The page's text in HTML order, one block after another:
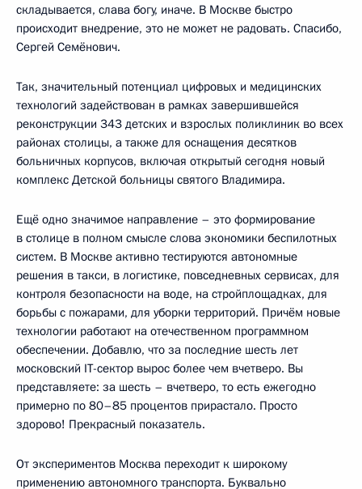
складывается, слава богу, иначе. В Москве быстро
происходит внедрение, это не может не радовать. Спасибо,
Сергей Семёнович.
Так, значительный потенциал цифровых и медицинских
технологий задействован в рамках завершившейся
реконструкции 343 детских и взрослых поликлиник во всех
районах столицы, а также для оснащения десятков
больничных корпусов, включая открытый сегодня новый
комплекс Детской больницы святого Владимира.
Ещё одно значимое направление – это формирование
в столице в полном смысле слова экономики беспилотных
систем. В Москве активно тестируются автономные
решения в такси, в логистике, повседневных сервисах, для
контроля безопасности на воде, на стройплощадках, для
борьбы с пожарами, для уборки территорий. Причём новые
технологии работают на отечественном программном
обеспечении. Добавлю, что за последние шесть лет
московский IT-сектор вырос более чем вчетверо. Вы
представляете: за шесть – вчетверо, то есть ежегодно
примерно по 80–85 процентов прирастало. Просто
здорово! Прекрасный показатель.
От экспериментов Москва переходит к широкому
применению автономного транспорта. Буквально